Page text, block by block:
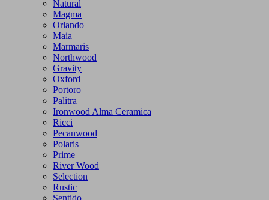
Natural
Magma
Orlando
Maia
Marmaris
Northwood
Gravity
Oxford
Portoro
Palitra
Ironwood Alma Ceramica
Ricci
Pecanwood
Polaris
Prime
River Wood
Selection
Rustic
Sentido